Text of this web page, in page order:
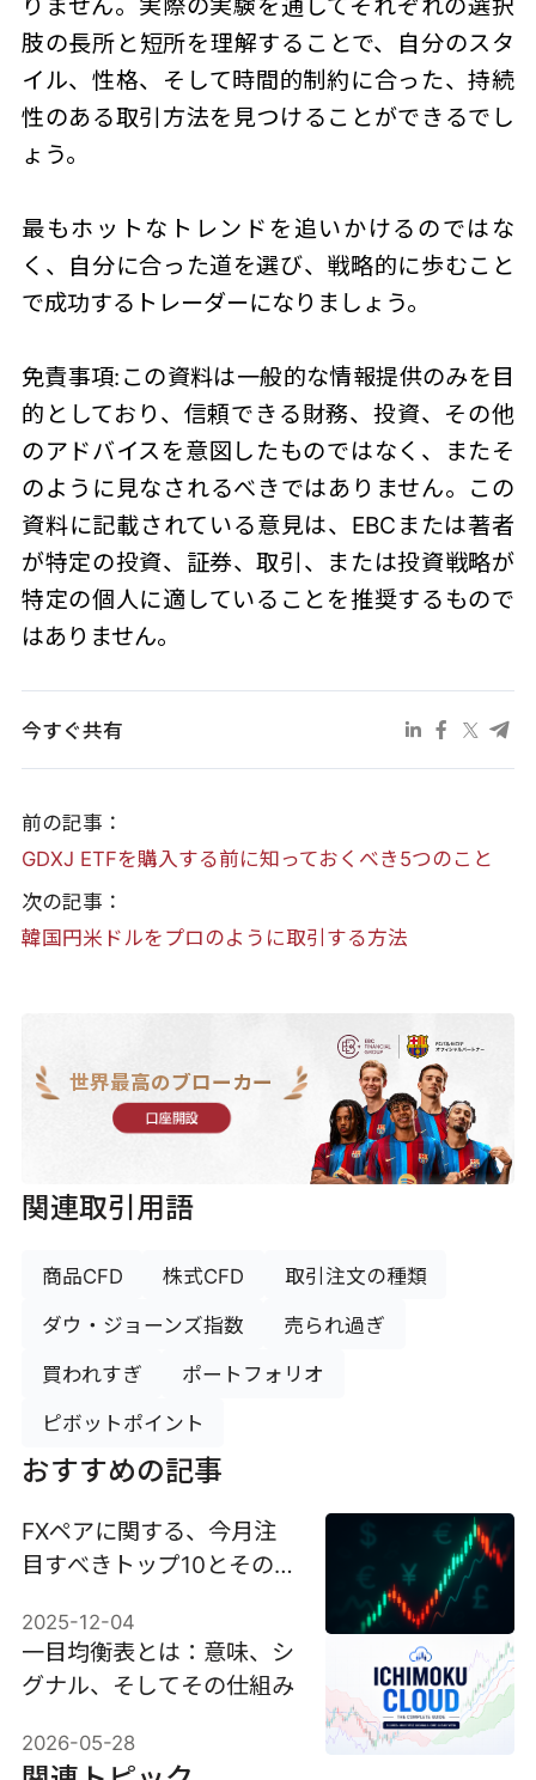
りません。実際の実験を通してそれぞれの選択
肢の長所と短所を理解することで、自分のスタ
イル、性格、そして時間的制約に合った、持続
性のある取引方法を見つけることができるでし
ょう。
最もホットなトレンドを追いかけるのではな
く、自分に合った道を選び、戦略的に歩むこと
で成功するトレーダーになりましょう。
免責事項:この資料は一般的な情報提供のみを目
的としており、信頼できる財務、投資、その他
のアドバイスを意図したものではなく、またそ
のように見なされるべきではありません。この
資料に記載されている意見は、EBCまたは著者
が特定の投資、証券、取引、または投資戦略が
特定の個人に適していることを推奨するもので
はありません。
今すぐ共有
前の記事：
GDXJ ETFを購入する前に知っておくべき5つのこと
次の記事：
韓国円米ドルをプロのように取引する方法
世界最高のブローカー
口座開設
関連取引用語
商品CFD 株式CFD 取引注文の種類
ダウ・ジョーンズ指数 売られ過ぎ
買われすぎ ポートフォリオ
ピボットポイント
おすすめの記事
FXペアに関する、今月注
目すべきトップ10とその重
2025-12-04
一目均衡表とは：意味、シ
グナル、そしてその仕組み
2026-05-28